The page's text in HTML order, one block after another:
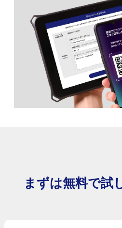
まずは無料で試